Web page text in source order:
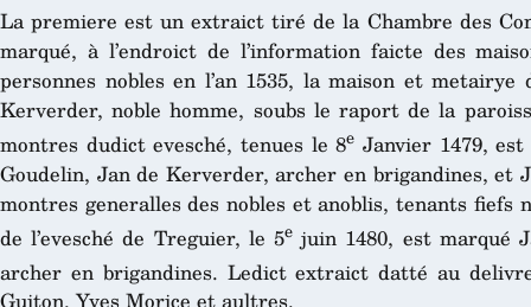
La premiere est un extraict tiré de la Chambre des
marqué, à l’endroict de l’information faicte des
personnes nobles en l’an 1535, la maison et
Kerverder, noble homme, soubs le raport de la
montres dudict evesché, tenues le 8e Janvier 1479,
Goudelin, Jan de Kerverder, archer en brigandines, et
montres generalles des nobles et anoblis, tenants fiefs
de l’evesché de Treguier, le 5ejuin 1480, est marqué
archer en brigandines. Ledict extraict datté au
Guiton, Yves Morice et aultres.